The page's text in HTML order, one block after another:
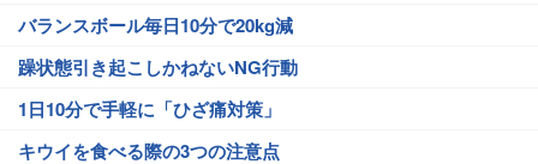
バランスボール毎日10分で20kg減
躁状態引き起こしかねないNG行動
1日10分で手軽に「ひざ痛対策」
キウイを食べる際の3つの注意点